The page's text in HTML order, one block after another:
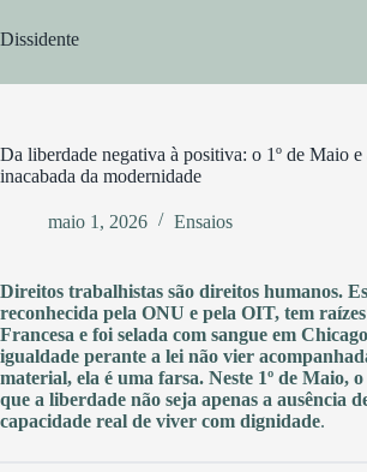
para
o
Dissidente
Da liberdade negativa à positiva: o 1º de Maio e
inacabada da modernidade
maio 1, 2026 Ensaios
Direitos trabalhistas são direitos humanos.
reconhecida pela ONU e pela OIT, tem
Francesa e foi selada com sangue em
igualdade perante a lei não vier
material, ela é uma farsa. Neste 1º de Maio,
que a liberdade não seja apenas a ausência
capacidade real de viver com dignidade.